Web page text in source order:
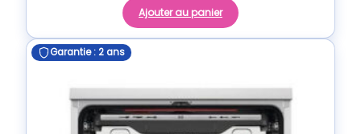
Ajouter au panier
Garantie : 2 ans